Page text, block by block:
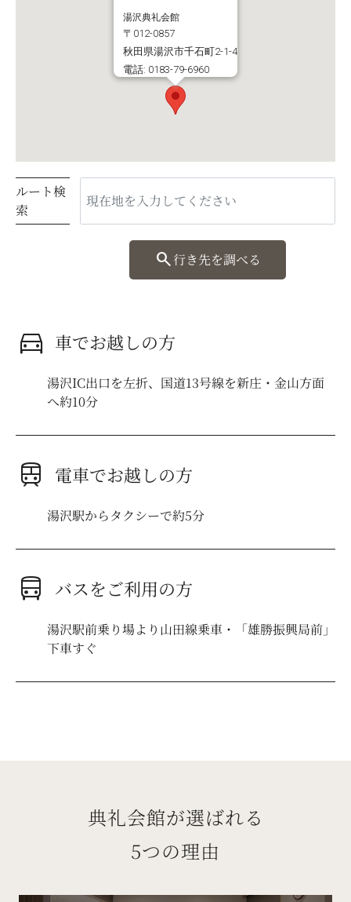
湯沢典礼会館
〒012-0857
秋田県湯沢市千石町2-1-4
電話: 0183-79-6960
ルート検
索
search行き先を調べる
directions_car 車でお越しの方
湯沢IC出口を左折、国道13号線を新庄・金山方面
へ約10分
train 電車でお越しの方
湯沢駅からタクシーで約5分
directions_bus バスをご利用の方
湯沢駅前乗り場より山田線乗車・「雄勝振興局前」
下車すぐ
典礼会館が選ばれる
5つの理由